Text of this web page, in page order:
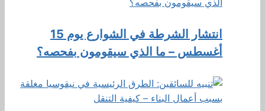
انتشار الشرطة في الشوارع يوم 15
أغسطس – ما الذي سيقومون بفحصه؟